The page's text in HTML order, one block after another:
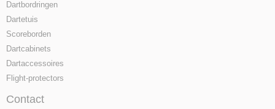
Dartbordringen
Dartetuis
Scoreborden
Dartcabinets
Dartaccessoires
Flight-protectors
Contact